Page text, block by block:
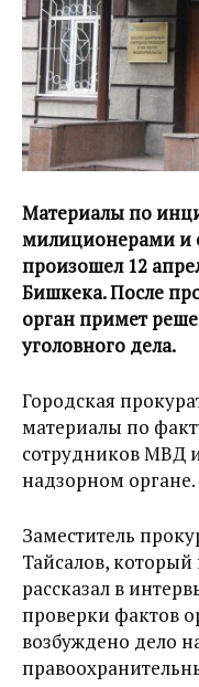
Материалы по
милиционерами и
произошел 12
Бишкека. После
орган примет
уголовного дела.
Городская
материалы по
сотрудников МВД
надзорном органе.
Заместитель
Тайсалов, который
рассказал в
проверки фактов
возбуждено дело